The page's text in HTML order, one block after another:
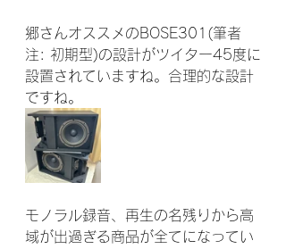
郷さんオススメのBOSE301(筆者
注: 初期型)の設計がツイター45度に
設置されていますね。合理的な設計
ですね。
モノラル録音、再生の名残りから高
域が出過ぎる商品が全てになってい